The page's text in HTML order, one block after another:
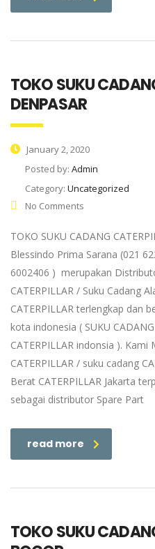
TOKO SUKU
DENPASAR
January 2, 2020
Posted by: Admin
Category: Uncategorized
No Comments
TOKO SUKU CADANG
Blessindo Prima Sarana (021
6002406 ) merupakan
CATERPILLAR / Suku Cadang
CATERPILLAR terlengkap dan
kota indonesia ( SUKU
CATERPILLAR indonsia ).
CATERPILLAR / suku cadang
Berat CATERPILLAR Jakarta
sebagai distributor Spare Part
read more
TOKO SUKU